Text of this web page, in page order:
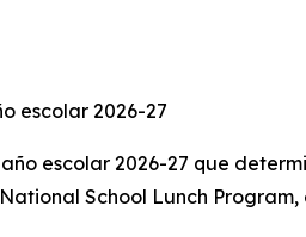
escolar 2026-27
escolar 2026-27 que
School Lunch Program,